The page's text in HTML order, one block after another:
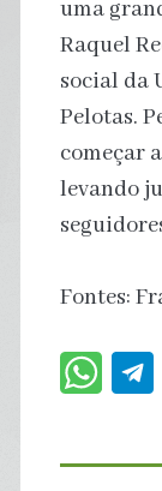
uma
Raquel
social da
Pelotas.
começar
levando
Fontes: